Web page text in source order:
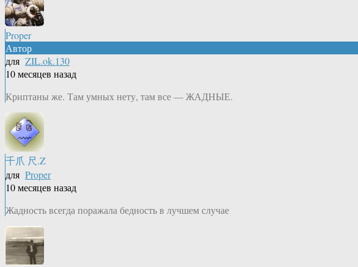
Proper
Автор
для ZIL.ok.130
10 месяцев назад
Криптаны же. Там умных нету, там все — ЖАДНЫЕ.
千爪 尺.Z
для Proper
10 месяцев назад
Жадность всегда поражала бедность в лучшем случае